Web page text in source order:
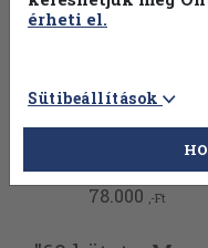
Vissza az előző
78.000 ,-Ft
érheti el.
Sütibeállítások